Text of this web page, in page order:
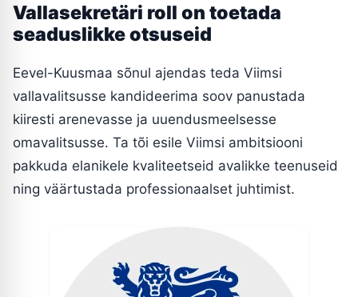
Vallasekretäri roll on toetada
seaduslikke otsuseid
Eevel-Kuusmaa sõnul ajendas teda Viimsi
vallavalitsusse kandideerima soov panustada
kiiresti arenevasse ja uuendusmeelsesse
omavalitsusse. Ta tõi esile Viimsi ambitsiooni
pakkuda elanikele kvaliteetseid avalikke teenuseid
ning väärtustada professionaalset juhtimist.